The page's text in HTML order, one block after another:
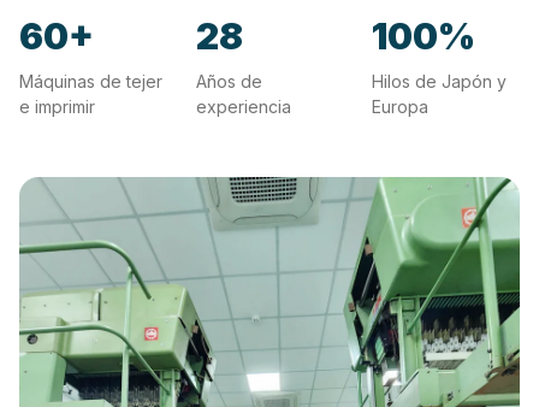
60+
Máquinas de tejer
e imprimir
28
Años de
experiencia
100%
Hilos de Japón y
Europa